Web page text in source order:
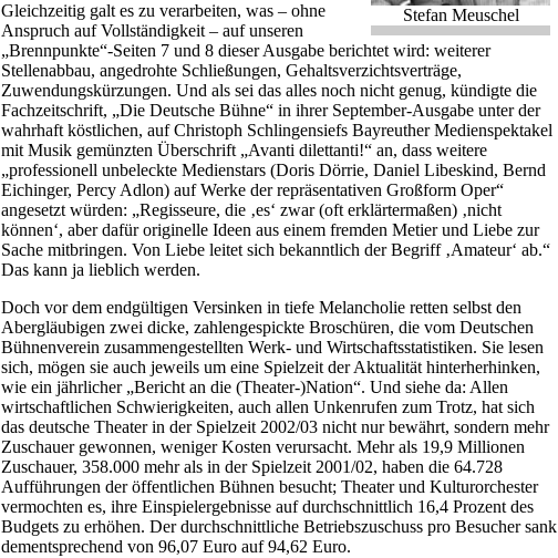
Stefan Meuschel
Gleichzeitig galt es zu verarbeiten, was – ohne
Anspruch auf Vollständigkeit – auf unseren
„Brennpunkte“-Seiten 7 und 8 dieser Ausgabe berichtet wird: weiterer
Stellenabbau, angedrohte Schließungen, Gehaltsverzichtsverträge,
Zuwendungskürzungen. Und als sei das alles noch nicht genug, kündigte die
Fachzeitschrift, „Die Deutsche Bühne“ in ihrer September-Ausgabe unter der
wahrhaft köstlichen, auf Christoph Schlingensiefs Bayreuther Medienspektakel
mit Musik gemünzten Überschrift „Avanti dilettanti!“ an, dass weitere
„professionell unbeleckte Medienstars (Doris Dörrie, Daniel Libeskind, Bernd
Eichinger, Percy Adlon) auf Werke der repräsentativen Großform Oper“
angesetzt würden: „Regisseure, die ‚es‘ zwar (oft erklärtermaßen) ‚nicht
können‘, aber dafür originelle Ideen aus einem fremden Metier und Liebe zur
Sache mitbringen. Von Liebe leitet sich bekanntlich der Begriff ‚Amateur‘ ab.“
Das kann ja lieblich werden.
Doch vor dem endgültigen Versinken in tiefe Melancholie retten selbst den
Abergläubigen zwei dicke, zahlengespickte Broschüren, die vom Deutschen
Bühnenverein zusammengestellten Werk- und Wirtschaftsstatistiken. Sie lesen
sich, mögen sie auch jeweils um eine Spielzeit der Aktualität hinterherhinken,
wie ein jährlicher „Bericht an die (Theater-)Nation“. Und siehe da: Allen
wirtschaftlichen Schwierigkeiten, auch allen Unkenrufen zum Trotz, hat sich
das deutsche Theater in der Spielzeit 2002/03 nicht nur bewährt, sondern mehr
Zuschauer gewonnen, weniger Kosten verursacht. Mehr als 19,9 Millionen
Zuschauer, 358.000 mehr als in der Spielzeit 2001/02, haben die 64.728
Aufführungen der öffentlichen Bühnen besucht; Theater und Kulturorchester
vermochten es, ihre Einspielergebnisse auf durchschnittlich 16,4 Prozent des
Budgets zu erhöhen. Der durchschnittliche Betriebszuschuss pro Besucher sank
dementsprechend von 96,07 Euro auf 94,62 Euro.